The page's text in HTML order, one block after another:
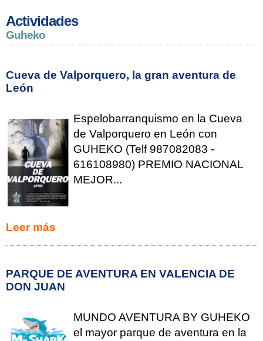
Actividades
Guheko
Cueva de Valporquero, la gran aventura de
León
Espelobarranquismo en la Cueva
de Valporquero en León con
GUHEKO (Telf 987082083 -
616108980) PREMIO NACIONAL
MEJOR...
Leer más
PARQUE DE AVENTURA EN VALENCIA DE
DON JUAN
MUNDO AVENTURA BY GUHEKO
el mayor parque de aventura en la